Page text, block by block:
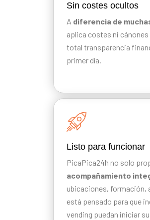
Sin costes ocultos
A diferencia de
aplica costes ni
total transparencia
primer día.
Listo para funcionar
PicaPica24h no solo
acompañamiento
ubicaciones, formación,
está pensado para que
vending puedan iniciar